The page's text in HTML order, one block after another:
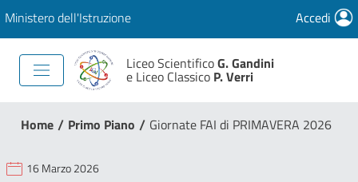
Ministero dell'Istruzione Accedi
Liceo ScientificoG. Gandini
e Liceo Classico P. Verri
Home / Primo Piano / Giornate FAI di PRIMAVERA 2026
16 Marzo 2026